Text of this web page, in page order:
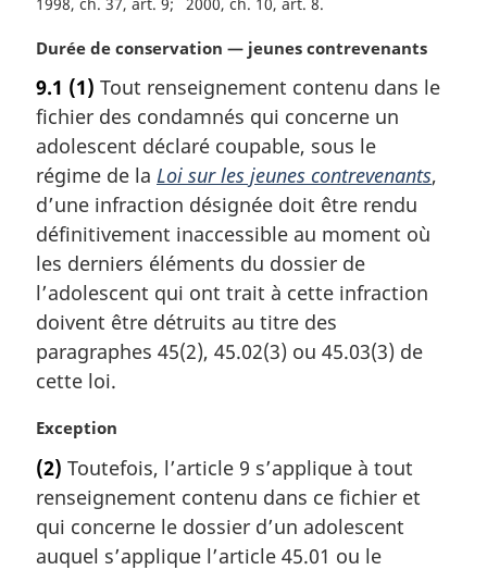
N
t
e
m
a
g
i
n
a
e
:
Durée de conservation — jeunes contrevenants
9.1 (1) Tout renseignement contenu dans le
fichier des condamnés qui concerne un
adolescent déclaré coupable, sous le
régime de la Loi sur les jeunes contrevenants,
d’une infraction désignée doit être rendu
définitivement inaccessible au moment où
les derniers éléments du dossier de
l’adolescent qui ont trait à cette infraction
doivent être détruits au titre des
paragraphes 45(2), 45.02(3) ou 45.03(3) de
cette loi.
N
t
e
m
a
Exception
(2) Toutefois, l’article 9 s’applique à tout
renseignement contenu dans ce fichier et
qui concerne le dossier d’un adolescent
auquel s’applique l’article 45.01 ou le